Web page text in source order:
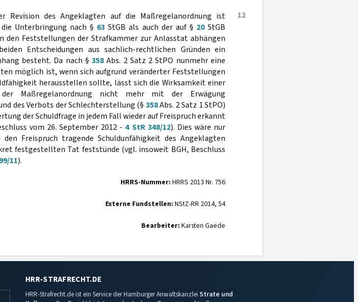
12
Revision des Angeklagten auf die Maßregelanordnung ist
Unterbringung nach § 63 StGB als auch der auf § 20StGB
den Feststellungen der Strafkammer zur Anlasstat abhängen
Entscheidungen aus sachlich-rechtlichen Gründen ein
besteht. Da nach §358 Abs. 2 Satz 2 StPO nunmehr eine
möglich ist, wenn sich aufgrund veränderter Feststellungen
herausstellen sollte, lässt sich die Wirksamkeit einer
Maßregelanordnung nicht mehr mit der Erwägung
des Verbots der Schlechterstellung (§ 358Abs. 2 Satz 1 StPO)
der Schuldfrage in jedem Fall wieder auf Freispruch erkannt
vom 26. September 2012 -4 StR 348/12). Dies wäre nur
Freispruch tragende Schuldunfähigkeit des Angeklagten
festgestellten Tat feststünde (vgl. insoweit BGH, Beschluss
11).
HRRS-Nummer: HRRS 2013 Nr. 756
Externe Fundstellen: NStZ-RR 2014, 54
Bearbeiter: Karsten Gaede
HRR-STRAFRECHT.DE
HRR-Strafrecht.de ist ein Service der Hamburger Anwaltskanzlei Strate und